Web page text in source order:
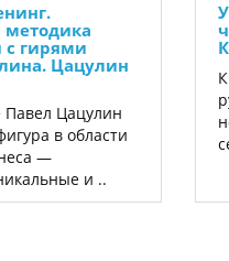
методика
с гирями
Цацулин
Павел Цацулин
в области
—
и ..